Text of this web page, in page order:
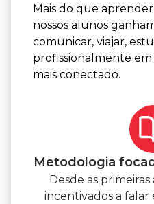
Mais do que
nossos alunos
comunicar, viajar,
profissionalmente
mais conectado.
Metodologia
Desde as
incentivados a falar